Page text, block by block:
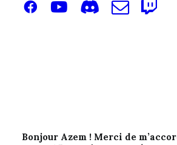
Bonjour Azem ! Merci de